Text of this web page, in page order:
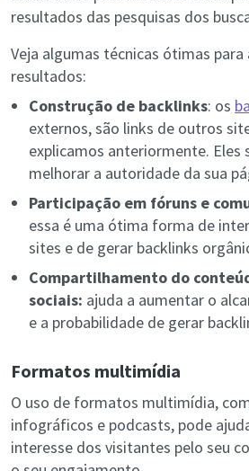
resultados das pesquisas dos
Veja algumas técnicas ótimas
resultados:
Construção de backlinks: os
externos, são links de outros
explicamos anteriormente. Eles
melhorar a autoridade da sua
Participação em fóruns e
essa é uma ótima forma de
sites e de gerar backlinks
Compartilhamento do
sociais: ajuda a aumentar o
e a probabilidade de gerar
Formatos multimídia
O uso de formatos multimídia,
infográficos e podcasts, pode
interesse dos visitantes pelo seu